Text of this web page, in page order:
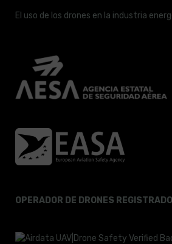
El uso de los drones en la industria
OPERADOR DE DRONES